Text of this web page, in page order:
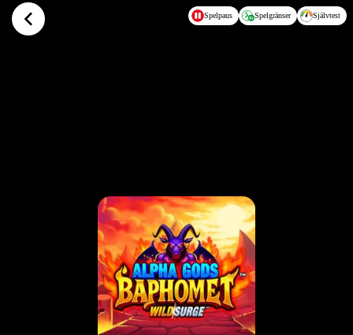
Hoppa till huvudinnehållet Spelpaus Spelgränser Självtest